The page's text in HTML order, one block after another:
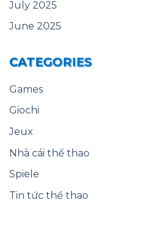
July 2025
June 2025
CATEGORIES
Games
Giochi
Jeux
Nhà cái thể thao
Spiele
Tin tức thể thao